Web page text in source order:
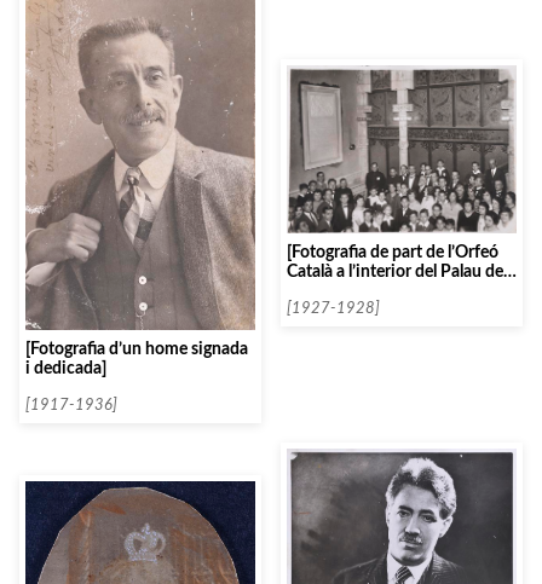
[Fotografia d’un home signada
i dedicada]
[1917-1936]
[Fotografia de part de l’Orfeó
Català a l’interior del Palau de
[1927-1928]